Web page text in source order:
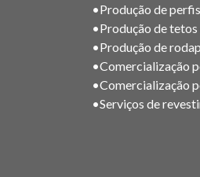
•Produção de
•Produção de
•Produção de
•Comercialização
•Comercialização
•Serviços de